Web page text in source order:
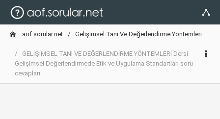
aof.sorular.net Gelişimsel Tanı Ve Değerlendirme Yöntemleri
GELİŞİMSEL TANI VE DEĞERLENDİRME YÖNTEMLERİ Dersi
Gelişimsel Değerlendirmede Etik ve Uygulama Standartları soru
cevapları